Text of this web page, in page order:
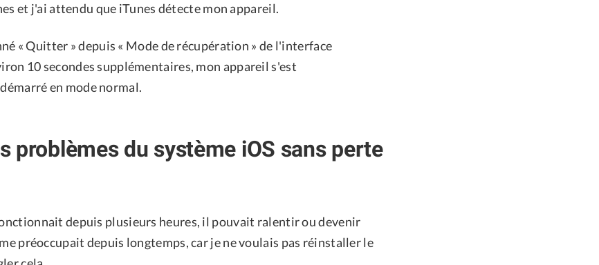
et j'ai attendu que iTunes détecte mon appareil.
« Quitter » depuis « Mode de récupération » de l'interface
10 secondes supplémentaires, mon appareil s'est
en mode normal.
problèmes du système iOS sans perte
depuis plusieurs heures, il pouvait ralentir ou devenir
préoccupait depuis longtemps, car je ne voulais pas réinstaller le